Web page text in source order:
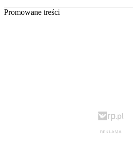
Promowane treści